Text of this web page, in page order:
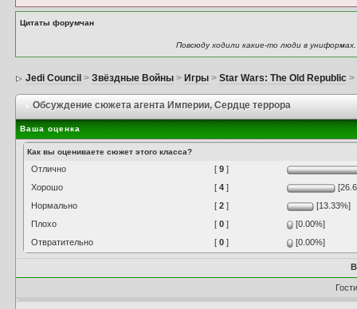
Цитаты форумчан
Повсюду ходили какие-то люди в
Jedi Council >Звёздные Войны > Игры >Star Wars: The Old Republic >
Обсуждение сюжета агента Империи, Сердце террора
Ваша оценка
Как вы оцениваете сюжет этого класса?
Отлично [9 ]
Хорошо
[4 ]
Нормально
[2 ]
[13.33%]
Плохо
[0 ]
[0.00%]
Отвратительно
[0 ] [0.00%]